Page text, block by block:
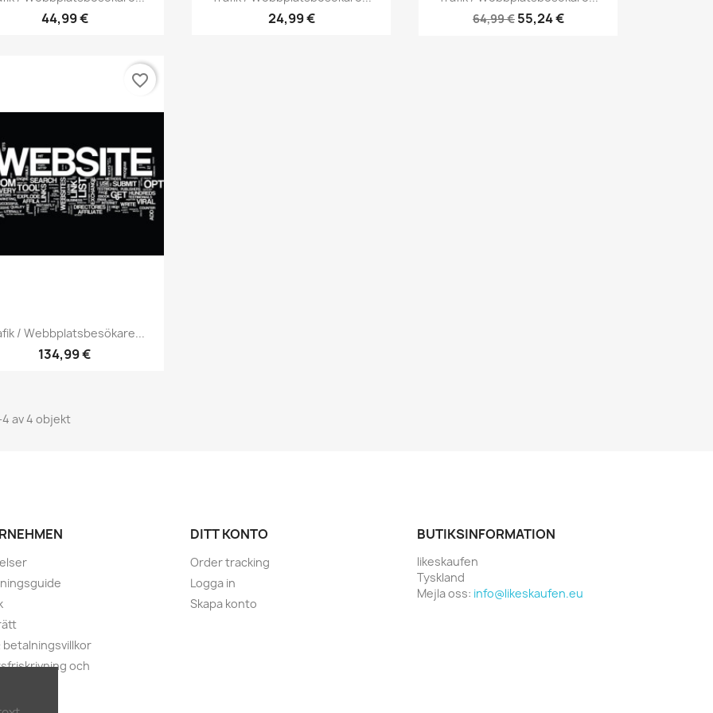
44,99 € 24,99 €
64,99 € 55,24 €
Snabbvy
/ Webbplatsbesökare...
134,99 €
favorite_border
4 av 4 objekt
betalningsvillkor
och
DITT KONTO
Order tracking
Logga in
Skapa konto
BUTIKSINFORMATION
likeskaufen
Tyskland
Mejla oss: info@likeskaufen.eu